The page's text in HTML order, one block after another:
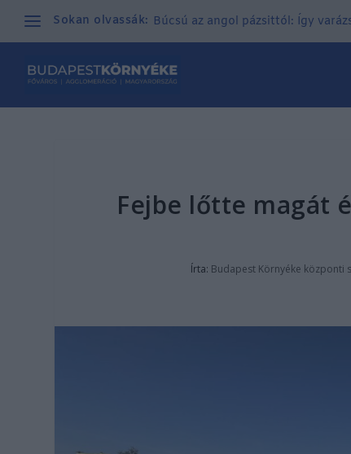
Sokan olvassák: Búcsú az angol pázsittól: Így
Fejbe lőtte magát
Írta: Budapest Környéke központi